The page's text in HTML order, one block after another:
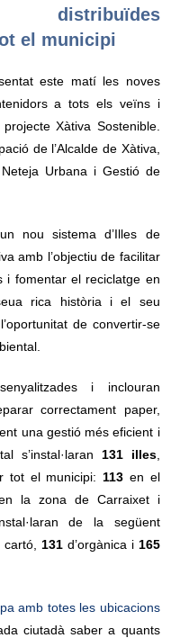
el municipi
este matí les noves
a tots els veïns i
Xàtiva Sostenible.
de l’Alcalde de Xàtiva,
Urbana i Gestió de
nou sistema d’Illes de
amb l’objectiu de facilitar
i fomentar el reciclatge en
rica història i el seu
de convertir-se
i inclouran
correctament paper,
una gestió més eficient i
s’instal·laran 131 illes,
tot el municipi: 113 en el
la zona de Carraixet i
de la següent
cartó, 131d’orgànica i 165
amb totes les ubicacions
ciutadà saber a quants